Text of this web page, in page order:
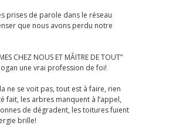
prises de parole dans le réseau
que nous avons perdu notre
CHEZ NOUS ET MÂITRE DE TOUT”
une vrai profession de foi!
ne se voit pas, tout est à faire, rien
fait, les arbres manquent à l’appel,
de dégradent, les toitures fuient
brille!